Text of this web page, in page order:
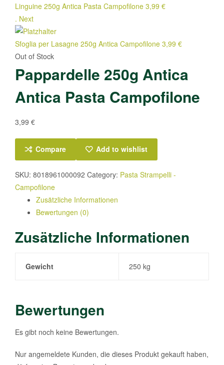
Linguine 250g Antica Pasta Campofilone 3,99 €
. Next
Sfoglia per Lasagne 250g Antica Campofilone 3,99 €
Out of Stock
Pappardelle 250g Antica
Antica Pasta Campofilone
3,99 €
Compare Add to wishlist
SKU: 8018961000092 Category: Pasta Strampelli -
Campofilone
Zusätzliche Informationen
Bewertungen (0)
Zusätzliche Informationen
Gewicht 250 kg
Bewertungen
Es gibt noch keine Bewertungen.
Nur angemeldete Kunden, die dieses Produkt gekauft haben,